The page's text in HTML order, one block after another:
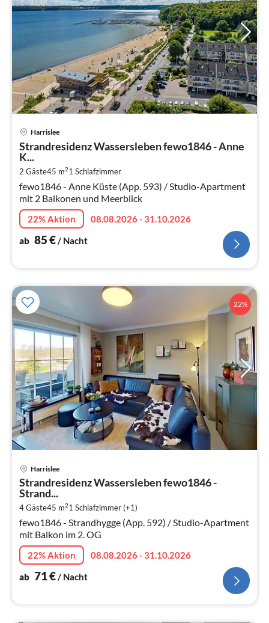
Harrislee
Strandresidenz Wassersleben fewo1846 - Anne
K...
2 Gäste45 m21 Schlafzimmer
fewo1846 - Anne Küste (App. 593) / Studio-Apartment
mit 2 Balkonen und Meerblick
22% Aktion
08.08.2026 - 31.10.2026
ab 85€/ Nacht
22%
Harrislee
Strandresidenz Wassersleben fewo1846 -
Strand...
4 Gäste45 m21 Schlafzimmer (+1)
fewo1846 - Strandhygge (App. 592) / Studio-Apartment
mit Balkon im 2. OG
22% Aktion
08.08.2026 - 31.10.2026
ab 71€/ Nacht